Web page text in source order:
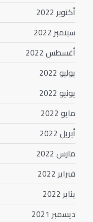
أكتوبر 2022
سبتمبر 2022
أغسطس 2022
يوليو 2022
يونيو 2022
مايو 2022
أبريل 2022
مارس 2022
فبراير 2022
يناير 2022
ديسمبر 2021